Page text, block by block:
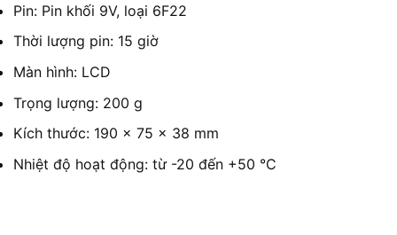
Pin: Pin khối 9V, loại 6F22
Thời lượng pin: 15 giờ
Màn hình: LCD
Trọng lượng: 200 g
Kích thước: 190 x 75 x 38 mm
Nhiệt độ hoạt động: từ -20 đến +50 °C